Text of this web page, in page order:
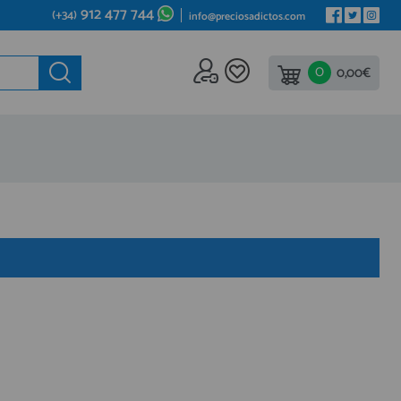
DE PROFESIONALES
(+34)912 477 744 info@preciosadictos.com
0 0,00€